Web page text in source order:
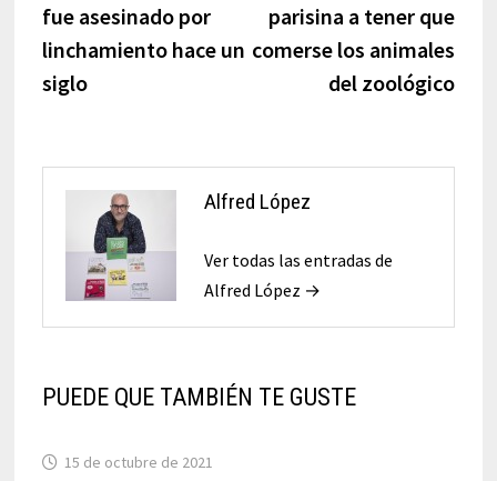
fue asesinado por
linchamiento hace un
siglo
parisina a tener que
comerse los animales
del zoológico
Alfred López
Ver todas las entradas de
Alfred López →
PUEDE QUE TAMBIÉN TE GUSTE
15 de octubre de 2021